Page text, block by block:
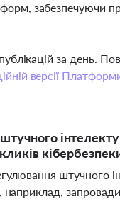
забезпечуючи
за день.
версії
штучного
наприклад,